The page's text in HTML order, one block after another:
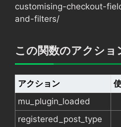
customising-checkout-
and-filters/
この関数のアクショ
アクション
mu_plugin_loaded
registered_post_type